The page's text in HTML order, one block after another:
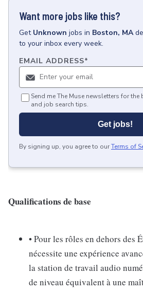
Want more jobs like this?
Get Unknown jobs in Boston, MA
to your inbox every week.
EMAIL ADDRESS*
Send me The Muse newsletters for the
and job search tips.
Get jobs!
By signing up, you agree to ourTerms of
Qualifications de base
• Pour les rôles en dehors des
nécessite une expérience
la station de travail audio
de niveau équivalent à une